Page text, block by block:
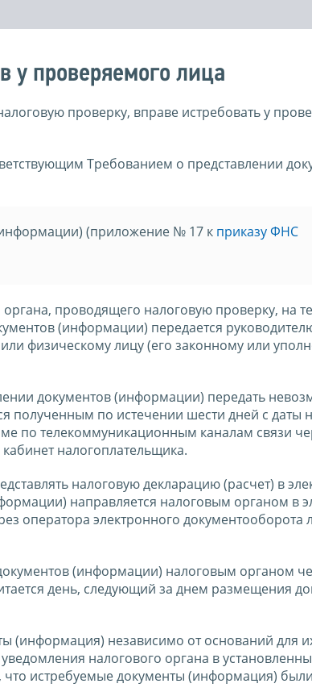
у проверяемого лица
проверку, вправе истребовать у
Требованием о представлении
(приложение № 17 к приказу ФНС
проводящего налоговую проверку, на
(информации) передается
физическому лицу (его законному или
документов (информации) передать
полученным по истечении шести дней с даты
по телекоммуникационным каналам связи
налогоплательщика.
налоговую декларацию (расчет) в
направляется налоговым органом в
оператора электронного документооборота
(информации) налоговым органом
день, следующий за днем размещения
(информация) независимо от оснований для
налогового органа в
истребуемые документы (информация)